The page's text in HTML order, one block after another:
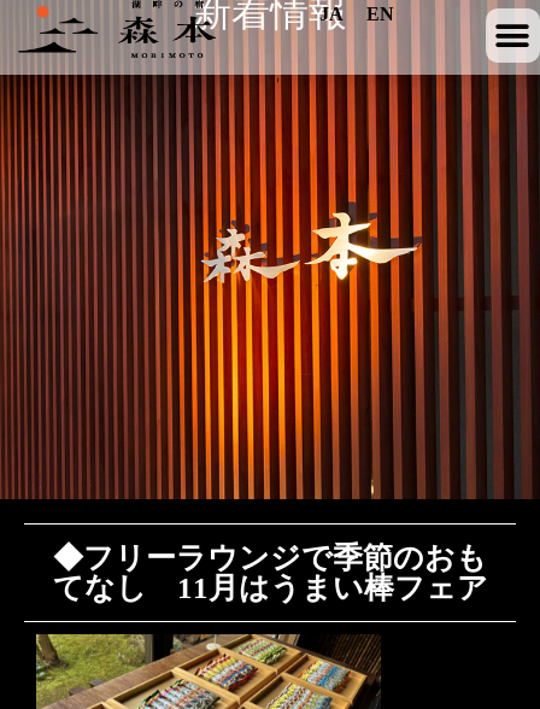
JA EN
新着情報
◆フリーラウンジで季節のおも
てなし 11月はうまい棒フェア